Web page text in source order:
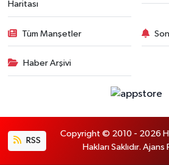
Haritası
Tüm Manşetler
Haber Arşivi
RSS
Copyright © 2010 - 2026
Hakları Saklıdır.